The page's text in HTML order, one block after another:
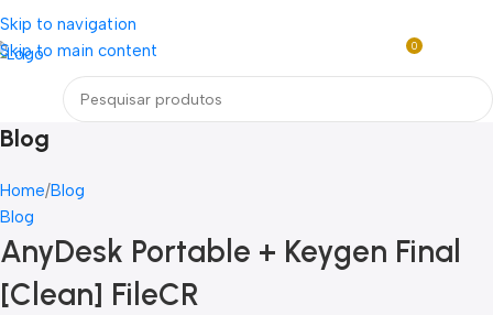
Skip to navigation
Skip to main content
Loja mundial online de Obras de Arte Exclusivas
0
Blog
Home Blog
Blog
AnyDesk Portable + Keygen Final
[Clean] FileCR